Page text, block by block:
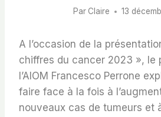
Par Claire 13
A l’occasion de la
chiffres du cancer 2023 », le
l’AIOM Francesco Perrone
faire face à la fois à
nouveaux cas de tumeurs et